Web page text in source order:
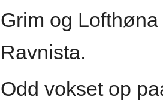
Grim og
Ravnista.
Odd vokset op